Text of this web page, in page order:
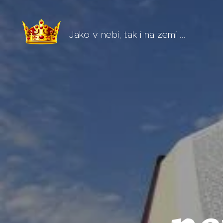
Jako v nebi, tak i na zemi ...